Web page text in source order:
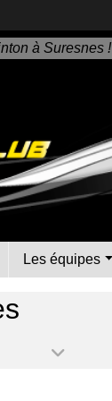
à Suresnes !
Les équipes